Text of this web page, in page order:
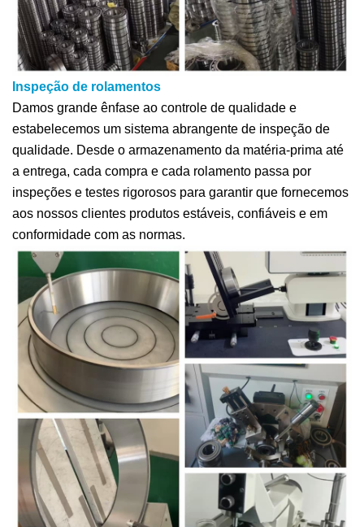
Inspeção de rolamentos
Damos grande ênfase ao controle de qualidade e
estabelecemos um sistema abrangente de inspeção de
qualidade. Desde o armazenamento da matéria-prima até
a entrega, cada compra e cada rolamento passa por
inspeções e testes rigorosos para garantir que fornecemos
aos nossos clientes produtos estáveis, confiáveis e em
conformidade com as normas.